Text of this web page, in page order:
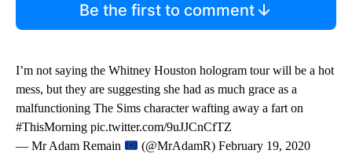
Be the first to comment
I’m not saying the Whitney Houston hologram tour will be a hot
mess, but they are suggesting she had as much grace as a
malfunctioning The Sims character wafting away a fart on
#ThisMorning pic.twitter.com/9uJJCnCfTZ
— Mr Adam Remain
(@MrAdamR) February 19, 2020